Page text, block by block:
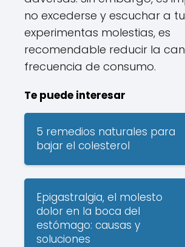
no excederse y escuchar a
experimentas molestias, es
recomendable reducir la
frecuencia de consumo.
Te puede interesar
5 remedios naturales para
bajar el colesterol
Epigastralgia, el molesto
dolor en la boca del
estómago: causas y
soluciones